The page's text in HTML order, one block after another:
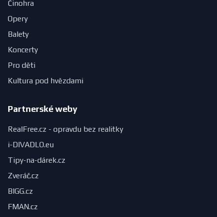
Činohra
Opery
Balety
Koncerty
Pro děti
Kultura pod hvězdami
Partnerské weby
RealFree.cz - opravdu bez realitky
i-DIVADLO.eu
Tipy-na-dárek.cz
Zveráč.cz
BIGG.cz
FMAN.cz